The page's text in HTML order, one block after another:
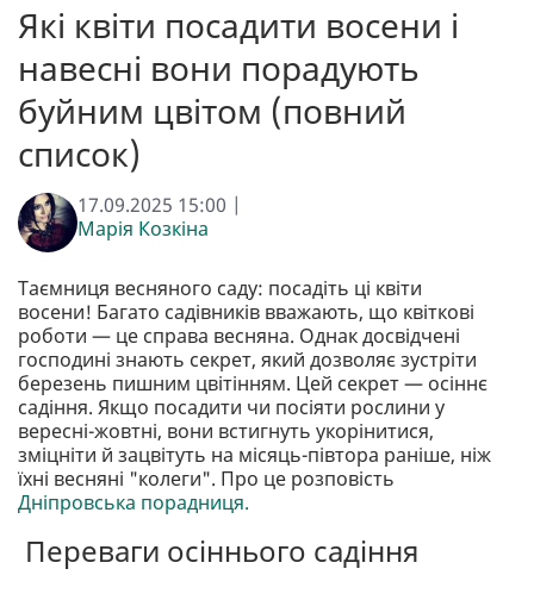
Які квіти посадити восени і
навесні вони порадують
буйним цвітом (повний
список)
17.09.2025 15:00 |
Марія Козкіна
Таємниця весняного саду: посадіть ці квіти
восени! Багато садівників вважають, що квіткові
роботи — це справа весняна. Однак досвідчені
господині знають секрет, який дозволяє зустріти
березень пишним цвітінням. Цей секрет — осіннє
садіння. Якщо посадити чи посіяти рослини у
вересні-жовтні, вони встигнуть укорінитися,
зміцніти й зацвітуть на місяць-півтора раніше, ніж
їхні весняні "колеги". Про це розповість
Дніпровська порадниця.
Переваги осіннього садіння